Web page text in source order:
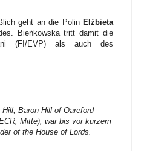
geht an die PolinElżbieta
Bieńkowska tritt damit die
(FI/EVP) als auch des
Hill, Baron Hill of Oareford
Mitte), war bis vor kurzem
of the House of Lords.